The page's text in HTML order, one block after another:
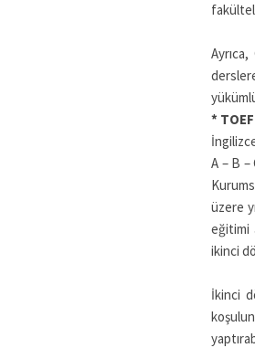
*
A – B
üzere
eğitimi
ikinci
İkinci